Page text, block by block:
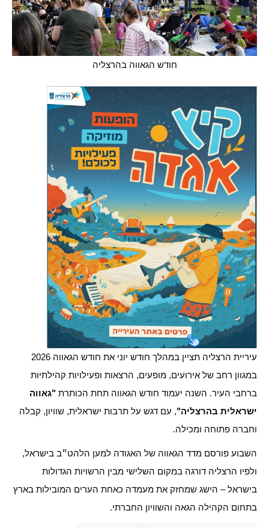
חודש הגאווה בהרצליה
עיריית הרצליה תציין במהלך חודש יוני את חודש הגאווה 2026
במגוון רחב של אירועים, מופעים, הרצאות ופעילויות קהילתיות
ברחבי העיר. השנה יעמוד חודש הגאווה תחת הכותרת "גאווה
ישראלית בהרצליה", עם דגש על תרבות ישראלית, שוויון, קבלה
וחברה פתוחה ומכילה.
השבוע פורסם מדד הגאווה של האגודה למען הלהט״ב בישראל,
ולפיו הרצליה דורגה במקום השלישי מבין הרשויות הגדולות
בישראל – הישג שמחזק את מעמדה כאחת הערים המובילות בארץ
בתחום הקהילה הגאה והשוויון החברתי.